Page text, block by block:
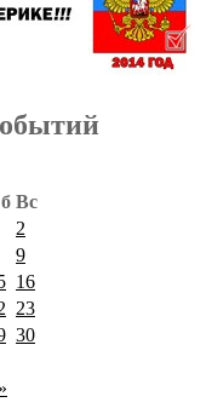
Вс
2
9
16
23
30